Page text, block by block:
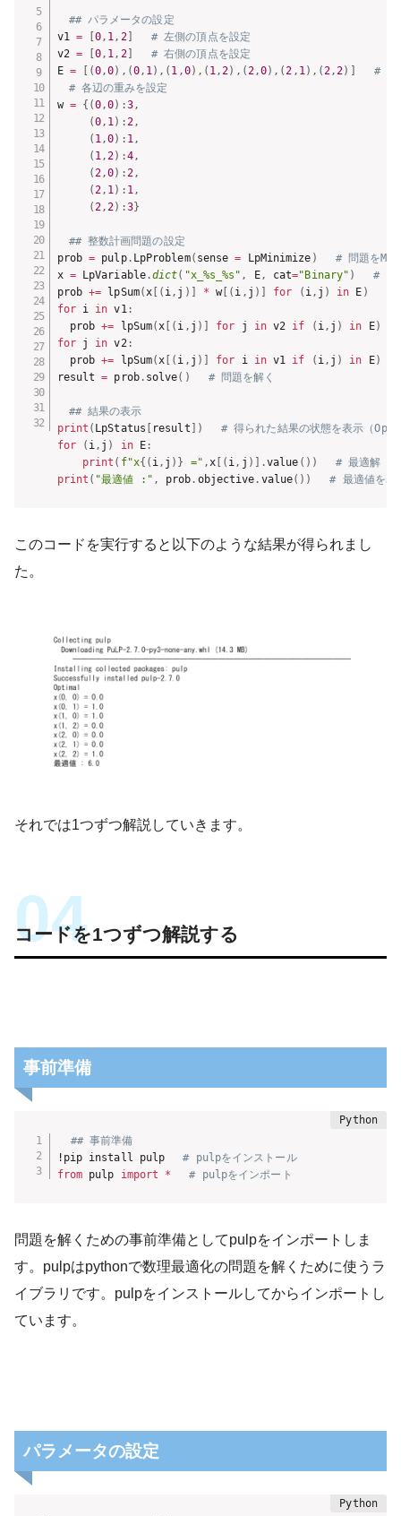
## パラメータの設定
v1 = [0, 1, 2]
# 左側の頂点を設定
v2 = [0, 1, 2]
# 右側の頂点を設定
E = [ (0,0) , (0, 1) , ( 1 ,0) , ( 1,2) , (2,0) , (2 , 1) , (2,2) ]
# 辺
# 各辺の重みを設定
w = { (0,0) :3,
(0, 1) :2,
( 1,0) : 1,
( 1,2) :4,
(2,0) :2,
(2, 1) : 1,
(2,2) :3}
## 整数計画問題の設定
prob = pulp. LpProblem( sense = LpMinimize )
# 問題を
x = LpVariable.dict( "x_%s_%s" , E, cat="Binary" )
# 変
prob += lpSum(x [ ( i, j ) ] * w[ ( i , j ) ] for ( i, j ) in E )
for i in v1:
  prob
+= lpSum(x [ ( i , j ) ] for j in v2 if ( i, j ) in E)
for j in v2:
  prob
+= lpSum(x [ ( i , j ) ] for i in v1 if ( i, j ) in E)
result = prob. solve( ) # 問題を解く
## 結果の表示
print ( LpStatus [ result ] )
# 得られた結果の状態を表示（
for
( i, j ) in E:
print ( f"x{ ( i, j ) } =" ,x [ ( i, j ) ] .value ( ) )
# 最適解（
print ( "最適値 :" , prob . objective . value( ) ) # 最適値を表
このコードを実行すると以下のような結果が得られまし
た。
それでは1つずつ解説していきます。
コードを1つずつ解説する
事前準備
## 事前準備
!pip install pulp
# pulpをインストール
from pulp import * # pulpをインポート
問題を解くための事前準備としてpulpをインポートしま
す。pulpはpythonで数理最適化の問題を解くために使うラ
イブラリです。pulpをインストールしてからインポートし
ています。
パラメータの設定